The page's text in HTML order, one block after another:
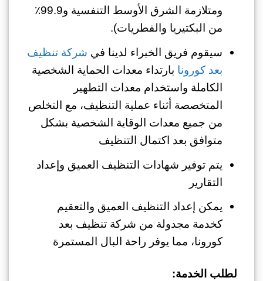
ومتلازمة الشرق الأوسط التنفسية و99.9٪
من البكتيريا والفطريات).
سيقوم فريق الخبراء لدينا في شركة تنظيف
بعد كورونا بارتداء معدات الحماية الشخصية
الكاملة واستخدام معدات التطهير
المتخصصة أثناء عملية التنظيف، مع التخلص
من جميع معدات الوقاية الشخصية بشكل
متوافق بعد اكتمال التنظيف
يتم توفير شهادات التنظيف العميق وإعداد
التقارير
يمكن إعداد التنظيف العميق والتعقيم
كخدمة مجدولة من شركة تنظيف بعد
كورونا، مما يوفر راحة البال المستمرة
لطلب الخدمة: